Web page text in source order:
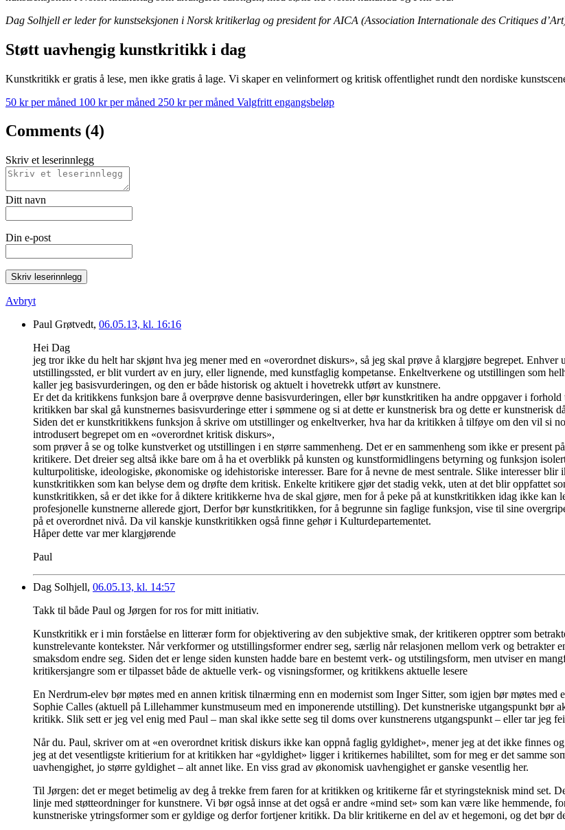
Dag Solhjell er leder for kunstseksjonen i Norsk kritikerlag og president for AICA (Association Internationale des Critiques
Støtt uavhengig kunstkritikk i dag
Kunstkritikk er gratis å lese, men ikke gratis å lage. Vi skaper en velinformert og kritisk offentlighet rundt den nordiske
50 kr per måned 100 kr per måned 250 kr per måned Valgfritt engangsbeløp
Comments (4)
Skriv et leserinnlegg
Ditt navn
Din e-post
Skriv leserinnlegg
Avbryt
Paul Grøtvedt, 06.05.13, kl. 16:16
Hei Dag
jeg tror ikke du helt har skjønt hva jeg mener med en «overordnet diskurs», så jeg skal prøve å klargjøre begrepet.
utstillingssted, er blit vurdert av en jury, eller lignende, med kunstfaglig kompetanse. Enkeltverkene og utstillingen som
kaller jeg basisvurderingen, og den er både historisk og aktuelt i hovetrekk utført av kunstnere.
Er det da kritikkens funksjon bare å overprøve denne basisvurderingen, eller bør kunstkritiken ha andre oppgaver i
kritikken bar skal gå kunstnernes basisvurderinge etter i sømmene og si at dette er kunstnerisk bra og dette er kunstnerisk
Siden det er kunstkritikkens funksjon å skrive om utstillinger og enkeltverker, hva har da kritikken å tilføye om den vil si
introdusert begrepet om en «overordnet kritisk diskurs»,
som prøver å se og tolke kunstverket og utstillingen i en større sammenheng. Det er en sammenheng som ikke er
kritikere. Det dreier seg altså ikke bare om å ha et overblikk på kunsten og kunstformidlingens betyrning og funksjon
kulturpolitiske, ideologiske, økonomiske og idehistoriske interesser. Bare for å nevne de mest sentrale. Slike interesser
kunstkritikken som kan belyse dem og drøfte dem kritisk. Enkelte kritikere gjør det stadig vekk, uten at det blir oppfattet
kunstkritikken, så er det ikke for å diktere kritikkerne hva de skal gjøre, men for å peke på at kunstkritikken idag ikke kan
profesjonelle kunstnerne allerede gjort, Derfor bør kunstkritikken, for å begrunne sin faglige funksjon, vise til sine
på et overordnet nivå. Da vil kanskje kunstkritikken også finne gehør i Kulturdepartementet.
Håper dette var mer klargjørende
Paul
Dag Solhjell, 06.05.13, kl. 14:57
Takk til både Paul og Jørgen for ros for mitt initiativ.
Kunstkritikk er i min forståelse en litterær form for objektivering av den subjektive smak, der kritikeren opptrer som
kunstrelevante kontekster. Når verkformer og utstillingsformer endrer seg, særlig når relasjonen mellom verk og betrakter
smaksdom endre seg. Siden det er lenge siden kunsten hadde bare en bestemt verk- og utstilingsform, men utviser en
kritikersjangre som er tilpasset både de aktuelle verk- og visningsformer, og kritikkens aktuelle lesere
En Nerdrum-elev bør møtes med en annen kritisk tilnærming enn en modernist som Inger Sitter, som igjen bør møtes
Sophie Calles (aktuell på Lillehammer kunstmuseum med en imponerende utstilling). Det kunstneriske utgangspunkt bør
kritikk. Slik sett er jeg vel enig med Paul – man skal ikke sette seg til doms over kunstnerens utgangspunkt – eller tar jeg
Når du. Paul, skriver om at «en overordnet kritisk diskurs ikke kan oppnå faglig gyldighet», mener jeg at det ikke finnes
jeg at det vesentligste kritierium for at kritikken har «gyldighet» ligger i kritikernes habililtet, som for meg er det samme
uavhengighet, jo større gyldighet – alt annet like. En viss grad av økonomisk uavhengighet er ganske vesentlig her.
Til Jørgen: det er meget betimelig av deg å trekke frem faren for at kritikken og kritikerne får et styringsteknisk mind set.
linje med støtteordninger for kunstnere. Vi bør også innse at det også er andre «mind set» som kan være like hemmende,
kunstneriske ytringsformer som er gyldige og derfor fortjener kritikk. Da blir kritikerne en del av et hegemoni, og det bør